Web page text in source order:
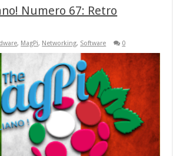
Numero 67: Retro
, MagPi, Networking, Software 0